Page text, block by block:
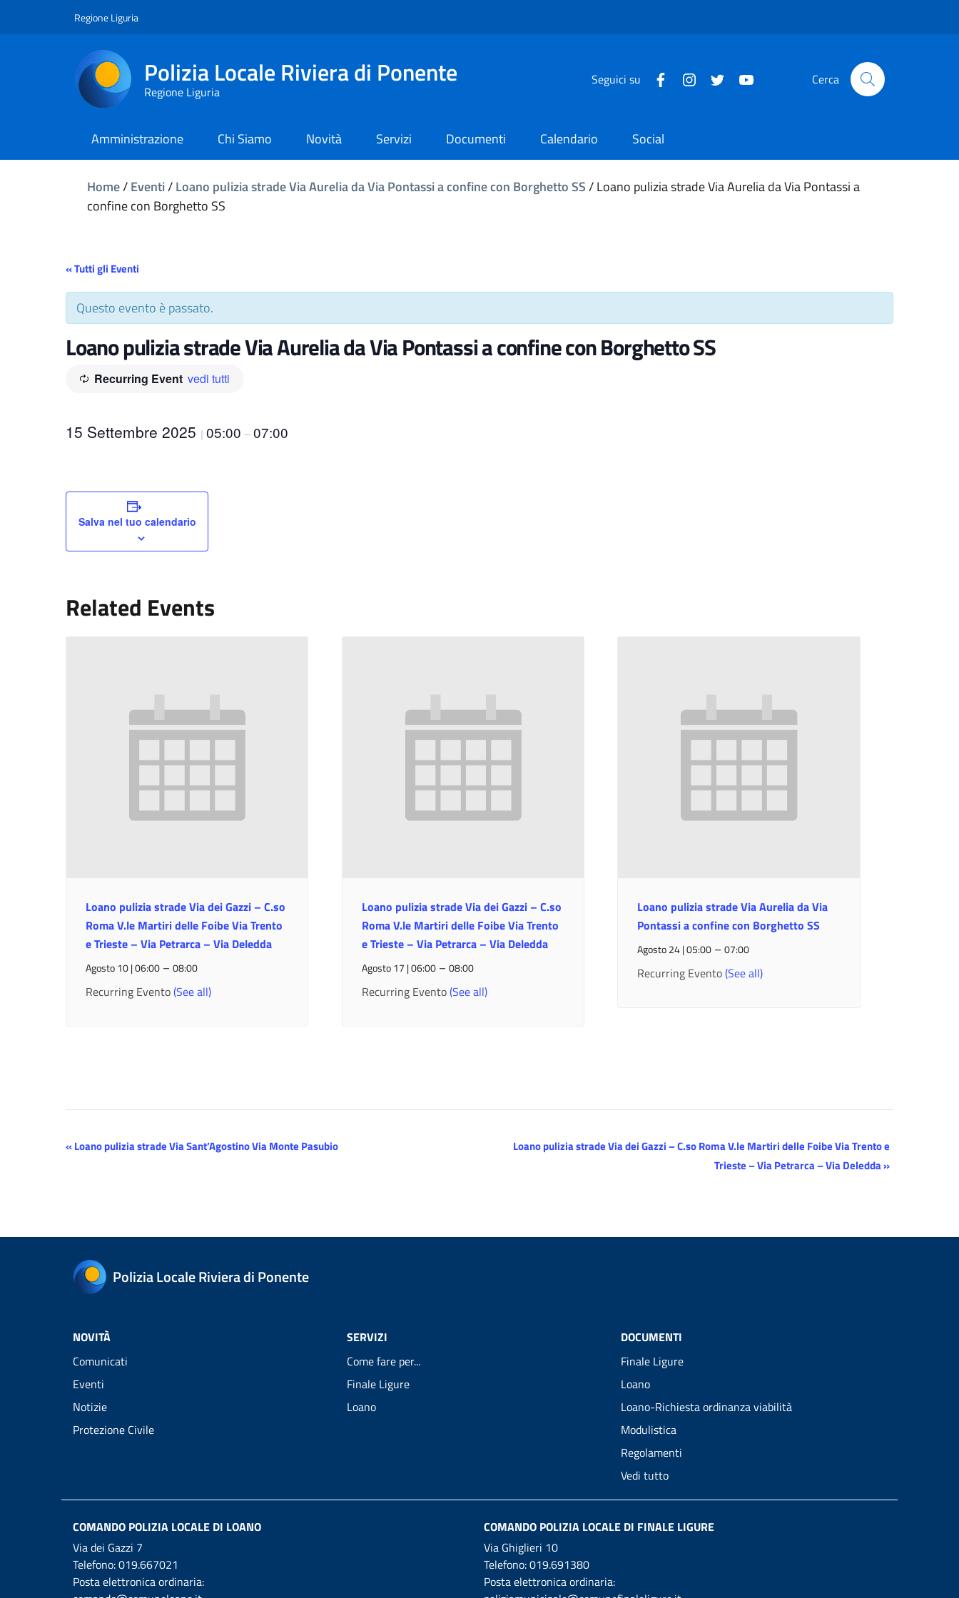
Regione Liguria
Polizia Locale Riviera di Ponente
Regione Liguria
Seguici su Cerca
Amministrazione Chi Siamo Novità Servizi Documenti Calendario Social
Home/Eventi/Loano pulizia strade Via Aurelia da Via Pontassi a confine con Borghetto SS/Loano pulizia strade Via Aurelia da Via Pontassi a
confine con Borghetto SS
« Tutti gli Eventi
Questo evento è passato.
Loano pulizia strade Via Aurelia da Via Pontassi a confine con Borghetto SS
Recurring Event vedi tutti
15 Settembre 2025 | 05:00 –07:00
Salva nel tuo calendario
Related Events
Loano pulizia strade Via dei Gazzi – C.so
Roma V.le Martiri delle Foibe Via Trento
e Trieste – Via Petrarca – Via Deledda
Agosto 10 | 06:00 –08:00
Recurring Evento(See all)
Loano pulizia strade Via dei Gazzi – C.so
Roma V.le Martiri delle Foibe Via Trento
e Trieste – Via Petrarca – Via Deledda
Agosto 17 | 06:00– 08:00
Recurring Evento(See all)
Loano pulizia strade Via Aurelia da Via
Pontassi a confine con Borghetto SS
Agosto 24 | 05:00 –07:00
Recurring Evento(See all)
Evento
«Loano pulizia strade Via Sant’Agostino Via Monte Pasubio
Loano pulizia strade Via dei Gazzi – C.so Roma V.le Martiri delle Foibe Via Trento e
Trieste – Via Petrarca – Via Deledda»
Polizia Locale Riviera di Ponente
NOVITÀ
Comunicati
Eventi
Notizie
Protezione Civile
SERVIZI
Come fare per...
Finale Ligure
Loano
DOCUMENTI
Finale Ligure
Loano
Loano-Richiesta ordinanza viabilità
Modulistica
Regolamenti
Vedi tutto
COMANDO POLIZIA LOCALE DI LOANO
Via dei Gazzi 7
Telefono:019.667021
Posta elettronica ordinaria:
COMANDO POLIZIA LOCALE DI FINALE LIGURE
Via Ghiglieri 10
Telefono:019.691380
Posta elettronica ordinaria: